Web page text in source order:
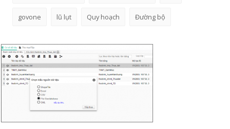
govone lũ lụt Quy hoạch Đường bộ